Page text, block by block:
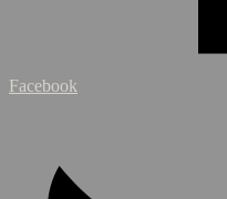
Facebook